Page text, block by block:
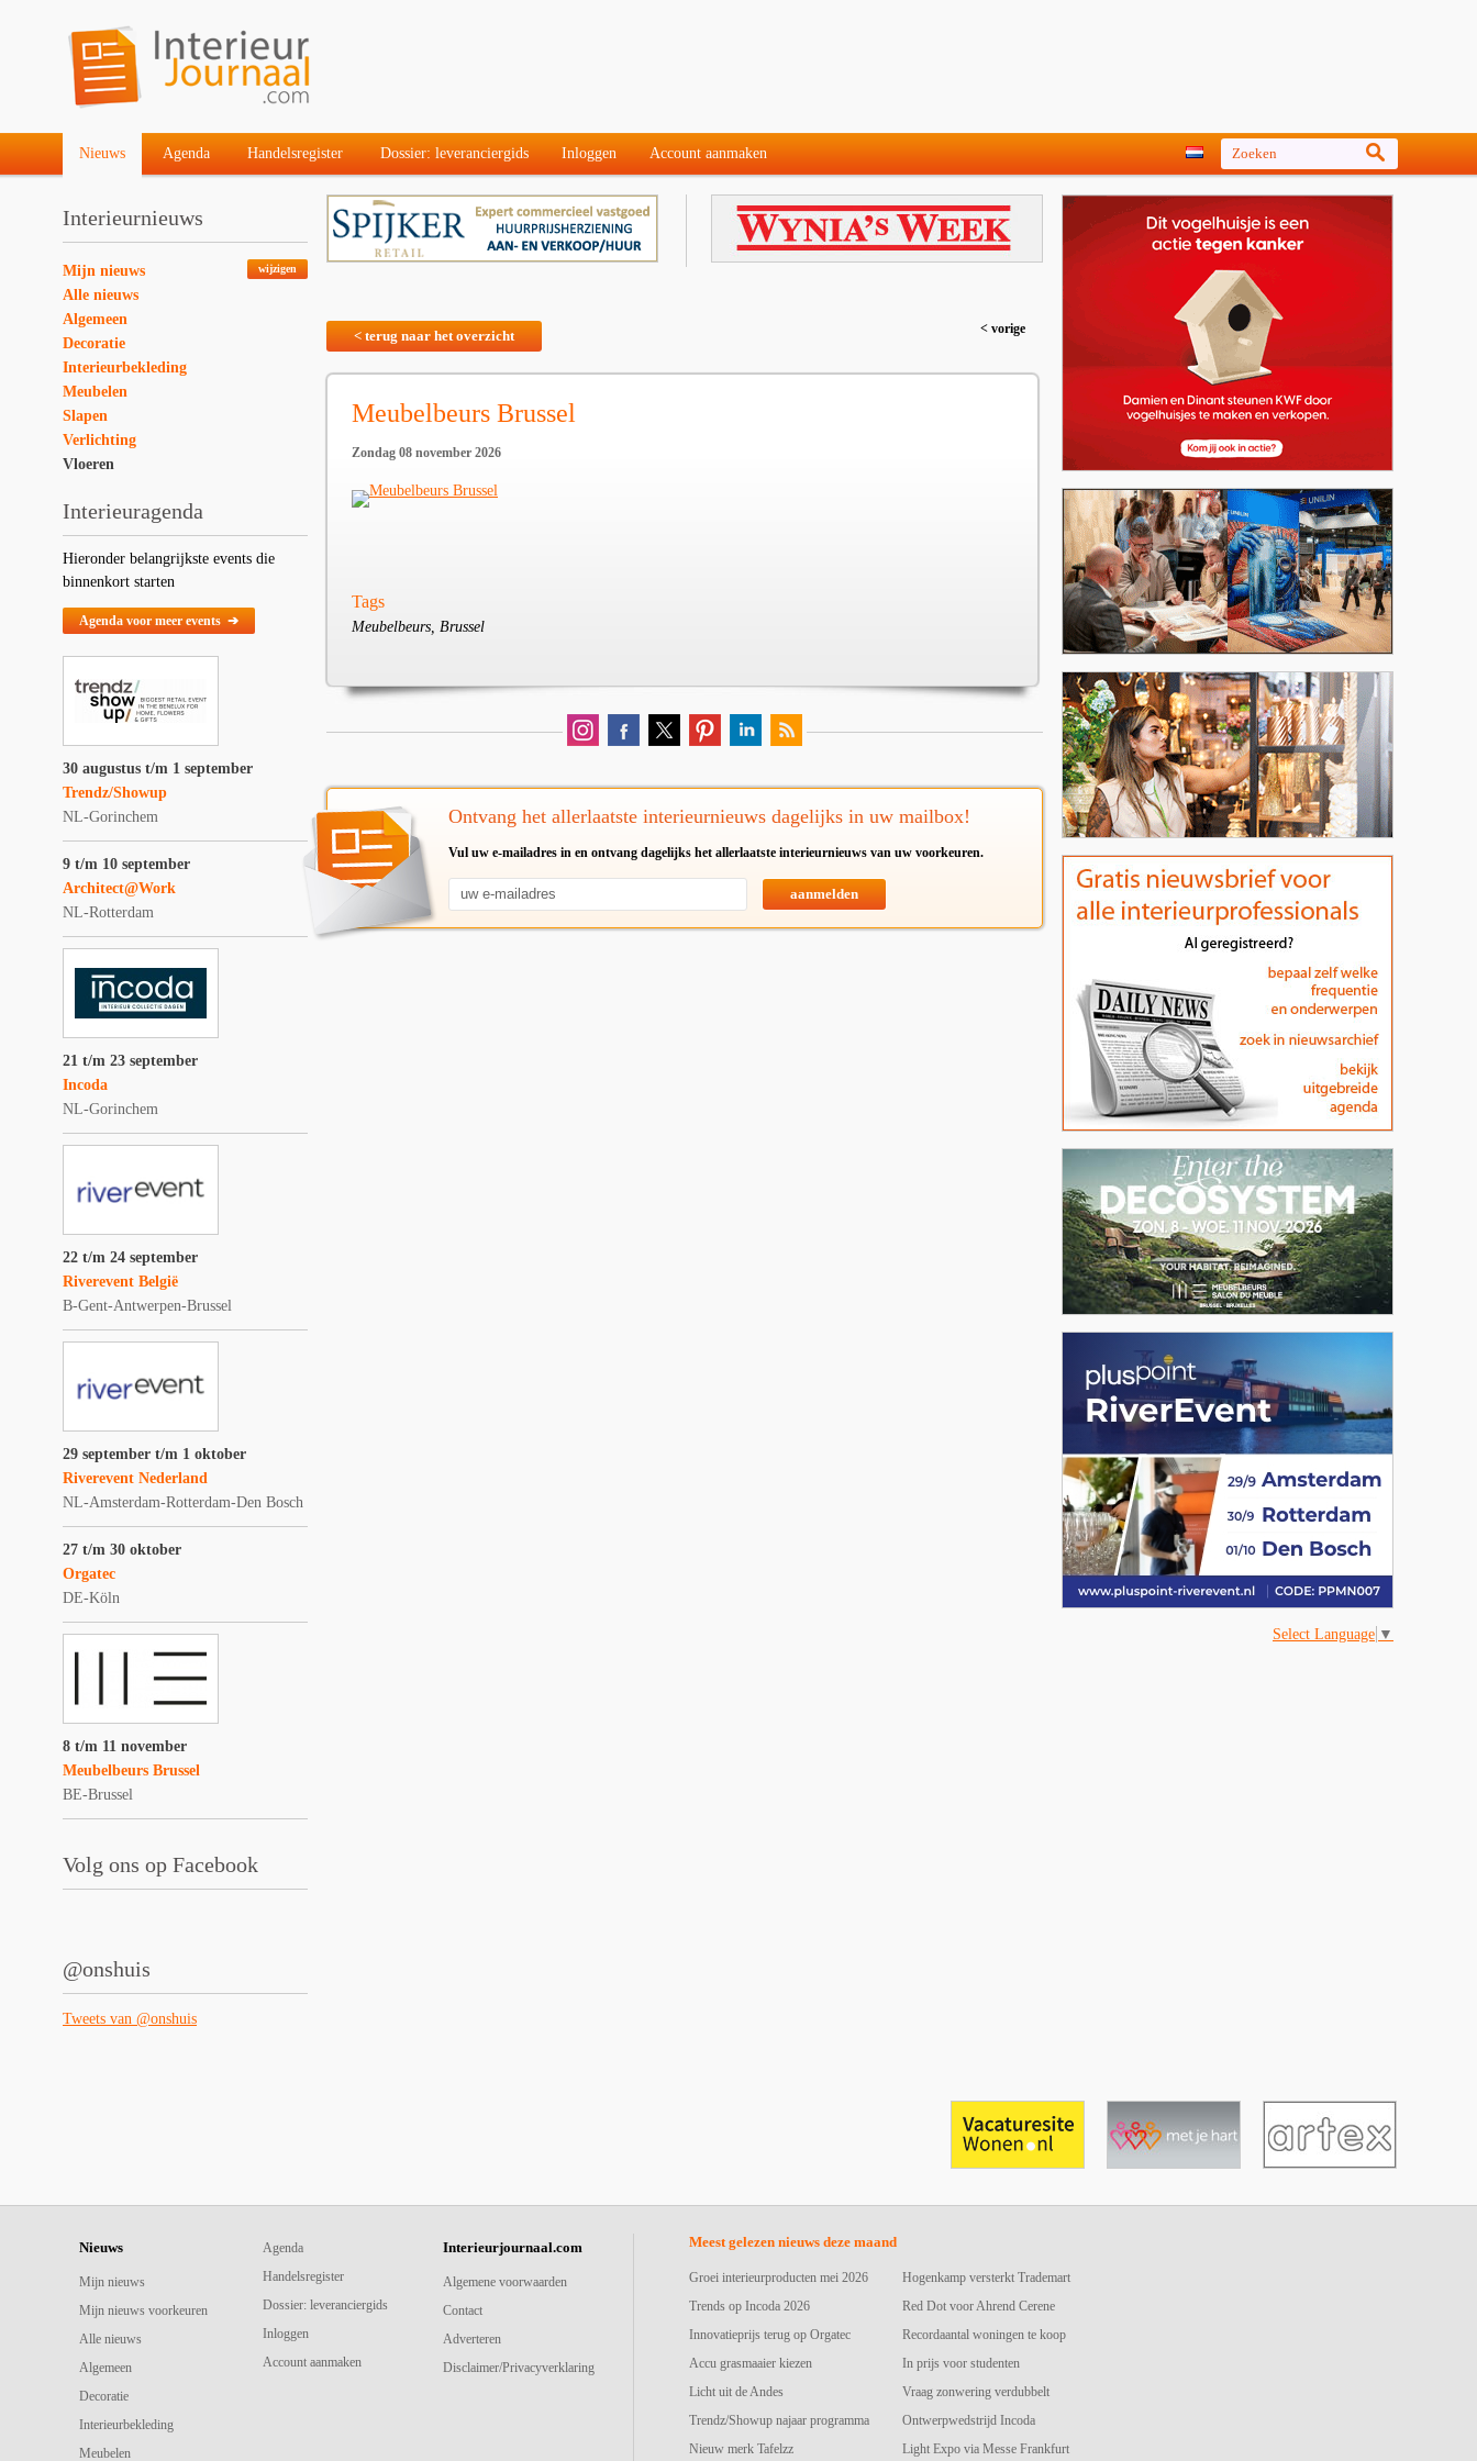
Nieuws Agenda Handelsregister Dossier: leveranciergids Inloggen Account aanmaken
Interieurnieuws
wijzigen
Mijn nieuws
Alle nieuws
Algemeen
Decoratie
Interieurbekleding
Meubelen
Slapen
Verlichting
Vloeren
Interieuragenda
Hieronder belangrijkste events die
binnenkort starten
Agenda voor meer events ➔
30 augustus t/m 1 september
Trendz/Showup
NL-Gorinchem
9 t/m 10 september
Architect@Work
NL-Rotterdam
21 t/m 23 september
Incoda
NL-Gorinchem
22 t/m 24 september
Riverevent België
B-Gent-Antwerpen-Brussel
29 september t/m 1 oktober
Riverevent Nederland
NL-Amsterdam-Rotterdam-Den Bosch
27 t/m 30 oktober
Orgatec
DE-Köln
8 t/m 11 november
Meubelbeurs Brussel
BE-Brussel
Volg ons op Facebook
@onshuis
Tweets van @onshuis
< terug naar het overzicht < vorige
Meubelbeurs Brussel
Zondag 08 november 2026
Tags
Meubelbeurs, Brussel
Ontvang het allerlaatste interieurnieuws dagelijks in uw mailbox!
Vul uw e-mailadres in en ontvang dagelijks het allerlaatste interieurnieuws van uw voorkeuren.
aanmelden
Select Language ▼
Nieuws
Mijn nieuws
Mijn nieuws voorkeuren
Alle nieuws
Algemeen
Decoratie
Interieurbekleding
Meubelen
Agenda
Handelsregister
Dossier: leveranciergids
Inloggen
Account aanmaken
Interieurjournaal.com
Algemene voorwaarden
Contact
Adverteren
Disclaimer/Privacyverklaring
Meest gelezen nieuws deze maand
Groei interieurproducten mei 2026
Trends op Incoda 2026
Innovatieprijs terug op Orgatec
Accu grasmaaier kiezen
Licht uit de Andes
Trendz/Showup najaar programma
Nieuw merk Tafelzz
Hogenkamp versterkt Trademart
Red Dot voor Ahrend Cerene
Recordaantal woningen te koop
In prijs voor studenten
Vraag zonwering verdubbelt
Ontwerpwedstrijd Incoda
Light Expo via Messe Frankfurt